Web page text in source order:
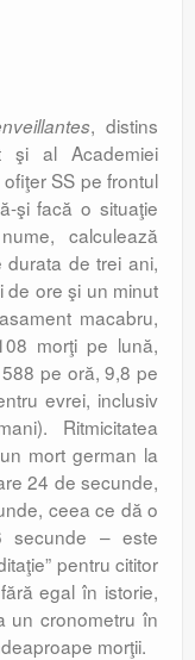
, distins
şi al Academiei
SS pe frontul
şi facă o situaţie
calculează
durata de trei ani,
de ore şi un minut
macabru,
morţi pe lună,
pe oră, 9,8 pe
evrei, inclusiv
Ritmicitatea
mort german la
24 de secunde,
ceea ce dă o
secunde – este
pentru cititor
egal în istorie,
un cronometru în
morţii.